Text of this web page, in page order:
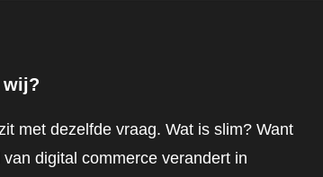
wij?
met dezelfde vraag. Wat is slim? Want
digital commerce verandert in